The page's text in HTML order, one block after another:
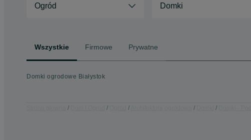
Ogród Domki
Wszystkie Firmowe Prywatne
Domki ogrodowe Białystok